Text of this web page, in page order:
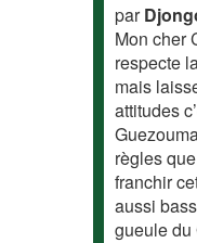
par
Mon cher
respecte
mais
attitudes
règles
franchir
aussi
gueule du